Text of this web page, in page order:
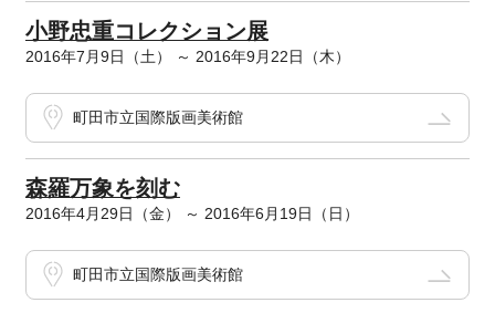
小野忠重コレクション展
2016年7月9日（土） ～ 2016年9月22日（木）
町田市立国際版画美術館
森羅万象を刻む
2016年4月29日（金） ～ 2016年6月19日（日）
町田市立国際版画美術館